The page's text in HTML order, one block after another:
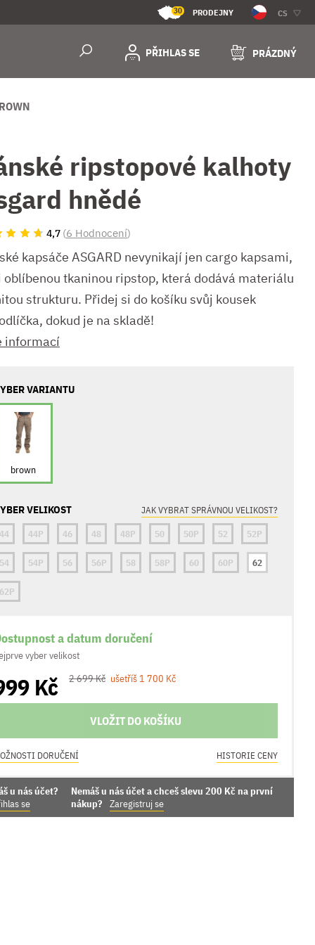
30 PRODEJNY CS
PŘIHLAS SE PRÁZDNÝ
ripstopové kalhoty
hnědé
4,7 (6 Hodnocení)
kapsáče ASGARD nevynikají jen cargo kapsami,
oblíbenou tkaninou ripstop, která dodává materiálu
strukturu. Přidej si do košíku svůj kousek
dokud je na skladě!
informací
VARIANTU
brown
VELIKOST
JAK VYBRAT SPRÁVNOU VELIKOST?
44
44P 46 48 48P 50 50P 52 52P
54 54P 56 56P 58 58P 60 60P 62
62P
a datum doručení
vyber velikost
Kč 2 699 Kč ušetříš 1 700 Kč
VLOŽIT DO KOŠÍKU
DORUČENÍ HISTORIE CENY
u nás účet?
se
Nemáš u nás účet a chceš slevu 200 Kč na první
nákup?
Zaregistruj se